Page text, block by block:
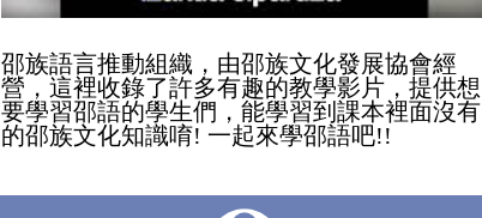
邵族語言推動組織，由邵族文化發展協會經
營，這裡收錄了許多有趣的教學影片，提供想
要學習邵語的學生們，能學習到課本裡面沒有
的邵族文化知識唷! 一起來學邵語吧!!